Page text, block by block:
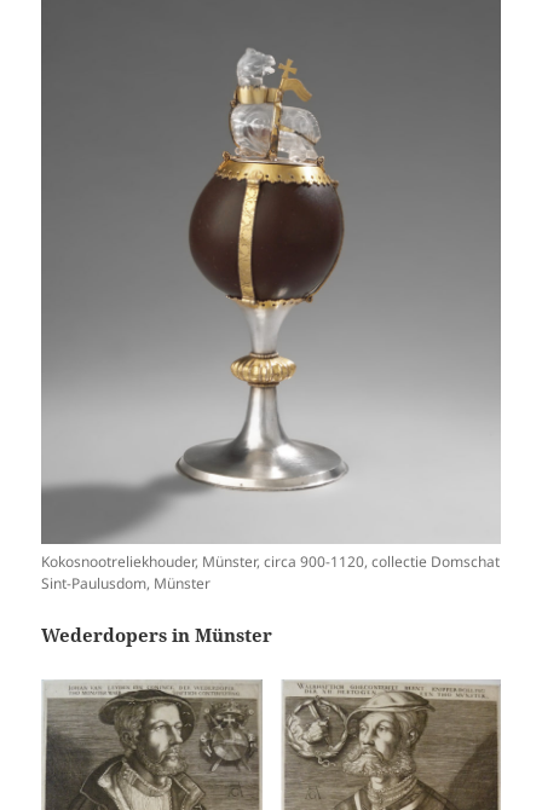
Kokosnootreliekhouder, Münster, circa 900-1120, collectie Domschat
Sint-Paulusdom, Münster
Wederdopers in Münster